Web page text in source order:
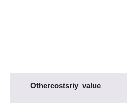
Othercostsriy_value